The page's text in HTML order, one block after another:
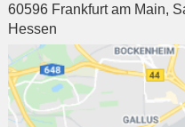
60596 Frankfurt am Main,
Hessen